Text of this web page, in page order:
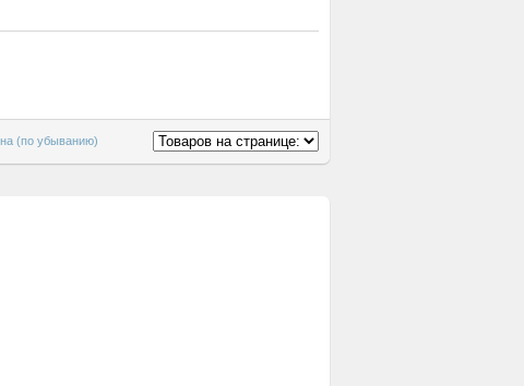
(по убыванию)